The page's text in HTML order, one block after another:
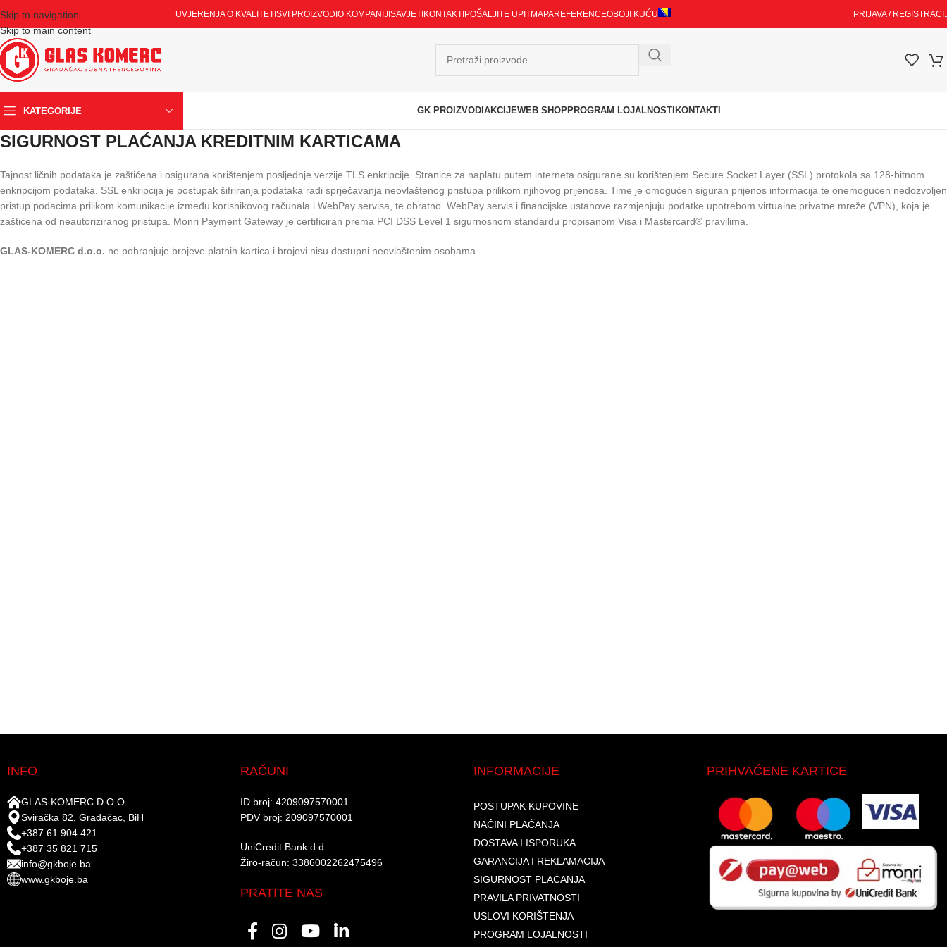
Skip to navigation
Skip to main content
UVJERENJA O KVALITETI SVI PROIZVODI O KOMPANIJI SAVJETI KONTAKTI POŠALJITE UPITMAPAREFERENCEOBOJI KUĆU PRIJAVA /
KATEGORIJE GK PROIZVODI AKCIJEWEB SHOPPROGRAM LOJALNOSTI KONTAKTI
SIGURNOST PLAĆANJA KREDITNIM KARTICAMA
Tajnost ličnih podataka je zaštićena i osigurana korištenjem posljednje verzije TLS enkripcije. Stranice za naplatu putem interneta osigurane su korištenjem Secure Socket Layer (SSL) protokola sa 128-bitnom
enkripcijom podataka. SSL enkripcija je postupak šifriranja podataka radi sprječavanja neovlaštenog pristupa prilikom njihovog prijenosa. Time je omogućen siguran prijenos informacija te onemogućen nedozvoljen
pristup podacima prilikom komunikacije između korisnikovog računala i WebPay servisa, te obratno. WebPay servis i financijske ustanove razmjenjuju podatke upotrebom virtualne privatne mreže (VPN), koja je
zaštićena od neautoriziranog pristupa. Monri Payment Gateway je certificiran prema PCI DSS Level 1 sigurnosnom standardu propisanom Visa i Mastercard® pravilima.
GLAS-KOMERC d.o.o. ne pohranjuje brojeve platnih kartica i brojevi nisu dostupni neovlaštenim osobama.
INFO
GLAS-KOMERC D.O.O.
Sviračka 82, Gradačac, BiH
+387 61 904 421
+387 35 821 715
info@gkboje.ba
www.gkboje.ba
RAČUNI
ID broj: 4209097570001​
PDV broj: 209097570001 ​
UniCredit Bank d.d.​
Žiro-račun: 3386002262475496​​
PRATITE NAS
INFORMACIJE
POSTUPAK KUPOVINE
NAČINI PLAĆANJA
DOSTAVA I ISPORUKA
GARANCIJA I REKLAMACIJA
SIGURNOST PLAĆANJA
PRAVILA PRIVATNOSTI
USLOVI KORIŠTENJA
PROGRAM LOJALNOSTI
PRIHVAĆENE KARTICE